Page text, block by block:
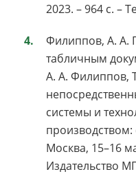
2023. – 964 с. –
Филиппов, А. А.
табличным
А. А. Филиппов,
системы и
производством:
Москва, 15–16
Издательство